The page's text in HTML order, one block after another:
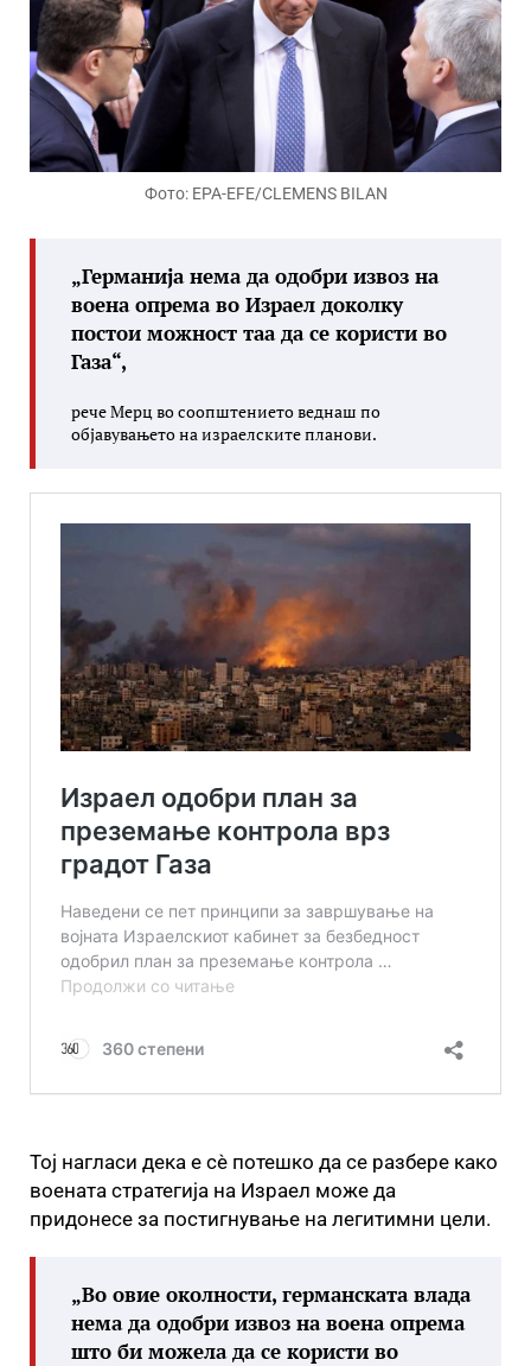
Фото: EPA-EFE/CLEMENS BILAN
„Германија нема да одобри извоз на
воена опрема во Израел доколку
постои можност таа да се користи во
Газа“,
рече Мерц во соопштението веднаш по
објавувањето на израелските планови.
Тој нагласи дека е сè потешко да се разбере како
воената стратегија на Израел може да
придонесе за постигнување на легитимни цели.
„Во овие околности, германската влада
нема да одобри извоз на воена опрема
што би можела да се користи во